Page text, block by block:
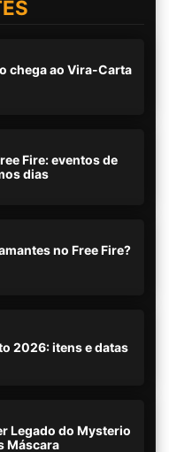
chega ao Vira-Carta
Fire: eventos de
dias
no Free Fire?
2026: itens e datas
Legado do Mysterio
Máscara